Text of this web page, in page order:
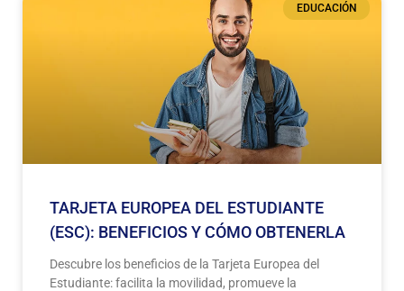
EDUCACIÓN
TARJETA EUROPEA DEL ESTUDIANTE
(ESC): BENEFICIOS Y CÓMO OBTENERLA
Descubre los beneficios de la Tarjeta Europea del
Estudiante: facilita la movilidad, promueve la